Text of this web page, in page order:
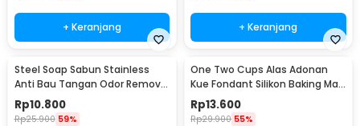
+ Keranjang + Keranjang
Steel Soap Sabun Stainless
Anti Bau Tangan Odor Remove
- HW071
Rp10.800
Rp25.900 59%
One Two Cups Alas Adonan
Kue Fondant Silikon Baking Mat
Anti Slip - JJ3873
Rp13.600
Rp29.900 55%